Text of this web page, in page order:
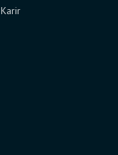
Karir